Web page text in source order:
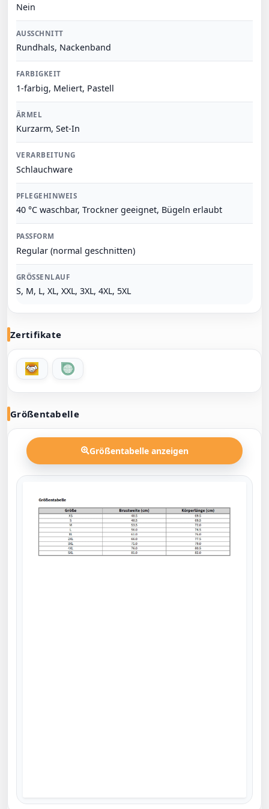
Nein
AUSSCHNITT
Rundhals, Nackenband
FARBIGKEIT
1-farbig, Meliert, Pastell
ÄRMEL
Kurzarm, Set-In
VERARBEITUNG
Schlauchware
PFLEGEHINWEIS
40 °C waschbar, Trockner geeignet, Bügeln erlaubt
PASSFORM
Regular (normal geschnitten)
GRÖSSENLAUF
S, M, L, XL, XXL, 3XL, 4XL, 5XL
Zertifikate
Größentabelle
Größentabelle anzeigen